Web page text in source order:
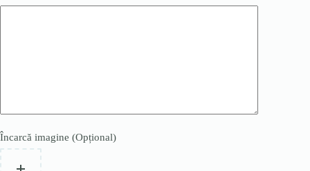
Încarcă imagine (Opțional)